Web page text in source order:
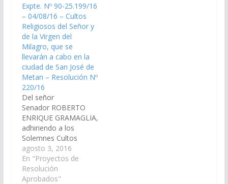
Piedras, el día 8 de
Septiembre de 2014 y
organizados por la
Parroquia "Señor y
Virgen del Milagro", de
la…
Expte. Nº 90-25.199/16
– 04/08/16 – Cultos
Religiosos del Señor y
de la Virgen del
Milagro, que se
llevarán a cabo en la
ciudad de San José de
Metan – Resolución Nº
220/16
Del señor
Senador ROBERTO
ENRIQUE GRAMAGLIA,
adhiriendo a los
Solemnes Cultos
Religiosos del Señor y
de la Virgen del
Milagro, que se
llevarán a cabo en la
agosto 3, 2016
En "Proyectos de
Resolución
Aprobados"